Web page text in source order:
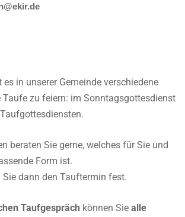
in unserer Gemeinde verschiedene
Taufe zu feiern: im Sonntagsgottesdienst
beraten Sie gerne, welches für Sie und
Form ist.
Sie dann den Tauftermin fest.
Taufgespräch können Sie alle